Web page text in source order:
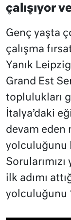
çalışıyor
Genç yaşta
çalışma
Yanık
Grand Est
toplulukları
İtalya’daki
devam eden
yolculuğunu
ilk adımı
yolculuğunu